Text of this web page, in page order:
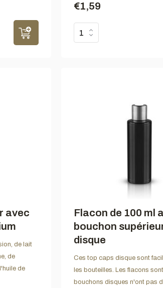
€1,59
avec
de lait
de
de
Flacon de 100 ml
bouchon
disque
Ces top caps disque sont
les bouteilles. Les flacons
bouchons disques n'ont pas